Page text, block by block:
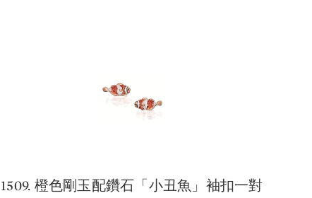
1509. 橙色剛玉配鑽石「小丑魚」袖扣一對